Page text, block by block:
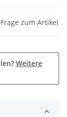
Frage zum Artikel
Weitere